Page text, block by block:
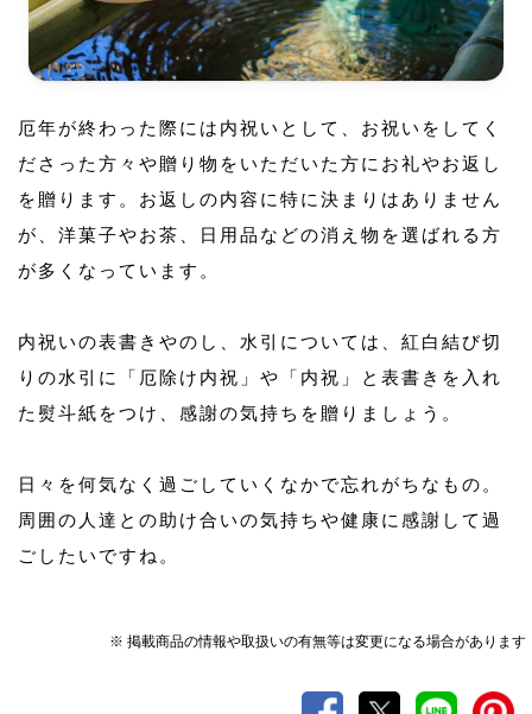
厄年が終わった際には内祝いとして、お祝いをしてく
ださった方々や贈り物をいただいた方にお礼やお返し
を贈ります。お返しの内容に特に決まりはありません
が、洋菓子やお茶、日用品などの消え物を選ばれる方
が多くなっています。
内祝いの表書きやのし、水引については、紅白結び切
りの水引に「厄除け内祝」や「内祝」と表書きを入れ
た熨斗紙をつけ、感謝の気持ちを贈りましょう。
日々を何気なく過ごしていくなかで忘れがちなもの。
周囲の人達との助け合いの気持ちや健康に感謝して過
ごしたいですね。
※ 掲載商品の情報や取扱いの有無等は変更になる場合があります